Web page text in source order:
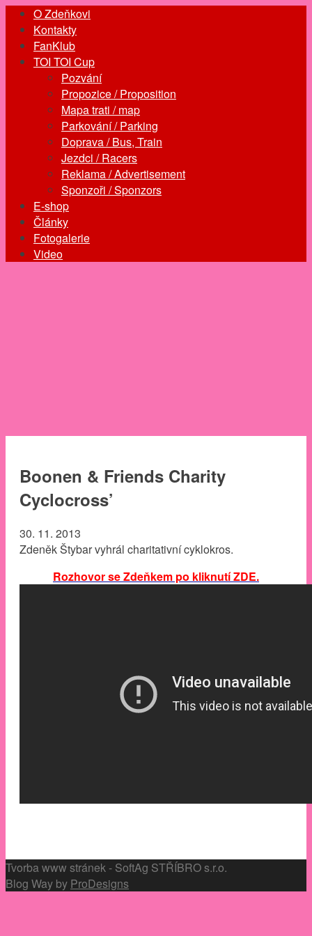
O Zdeňkovi
Kontakty
FanKlub
TOI TOI Cup
Pozvání
Propozice / Proposition
Mapa trati / map
Parkování / Parking
Doprava / Bus, Train
Jezdci / Racers
Reklama / Advertisement
Sponzoři / Sponzors
E-shop
Články
Fotogalerie
Video
Boonen & Friends Charity
Cyclocross’
30. 11. 2013
Zdeněk Štybar vyhrál charitativní cyklokros.
Rozhovor se Zdeňkem po kliknutí ZDE.
Tvorba www stránek - SoftAg STŘÍBRO s.r.o.
Blog Way by ProDesigns